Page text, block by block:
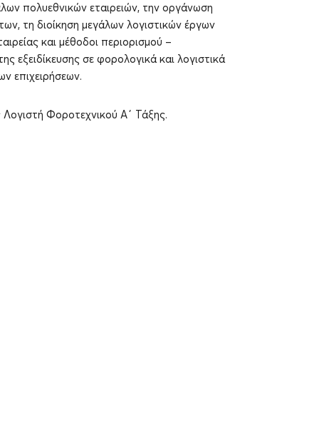
πολυεθνικών εταιρειών, την οργάνωση
τη διοίκηση μεγάλων λογιστικών έργων
και μέθοδοι περιορισμού –
εξειδίκευσης σε φορολογικά και λογιστικά
επιχειρήσεων.
Λογιστή Φοροτεχνικού Α΄ Τάξης.